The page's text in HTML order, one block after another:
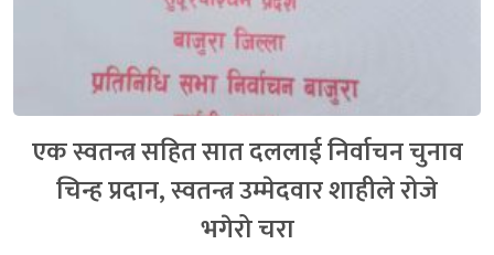
एक स्वतन्त्र सहित सात दललाई निर्वाचन चुनाव
चिन्ह प्रदान, स्वतन्त्र उम्मेदवार शाहीले रोजे
भगेरो चरा